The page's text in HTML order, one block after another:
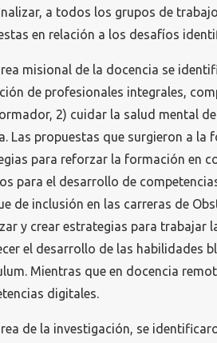
a todos los grupos de
en relación a los desafíos
misional de la docencia se
de profesionales integrales,
2) cuidar la salud mental
Las propuestas que surgieron a
para reforzar la formación en
para el desarrollo de
de inclusión en las carreras de
y crear estrategias para trabajar
el desarrollo de las habilidades
Mientras que en docencia
digitales.
de la investigación, se